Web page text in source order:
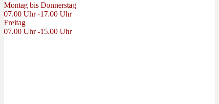
Montag bis Donnerstag
07.00 Uhr -17.00 Uhr
Freitag
07.00 Uhr -15.00 Uhr